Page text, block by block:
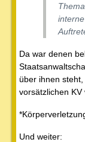
Da war denen
über ihnen
vorsätzlichen KV
Und weiter: